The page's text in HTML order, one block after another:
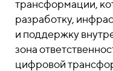
трансформации,
разработку,
и поддержку
зона
цифровой